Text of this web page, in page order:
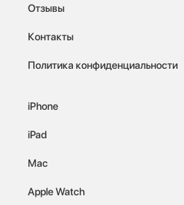
Отзывы
Контакты
Политика конфиденциальности
iPhone
iPad
Mac
Apple Watch